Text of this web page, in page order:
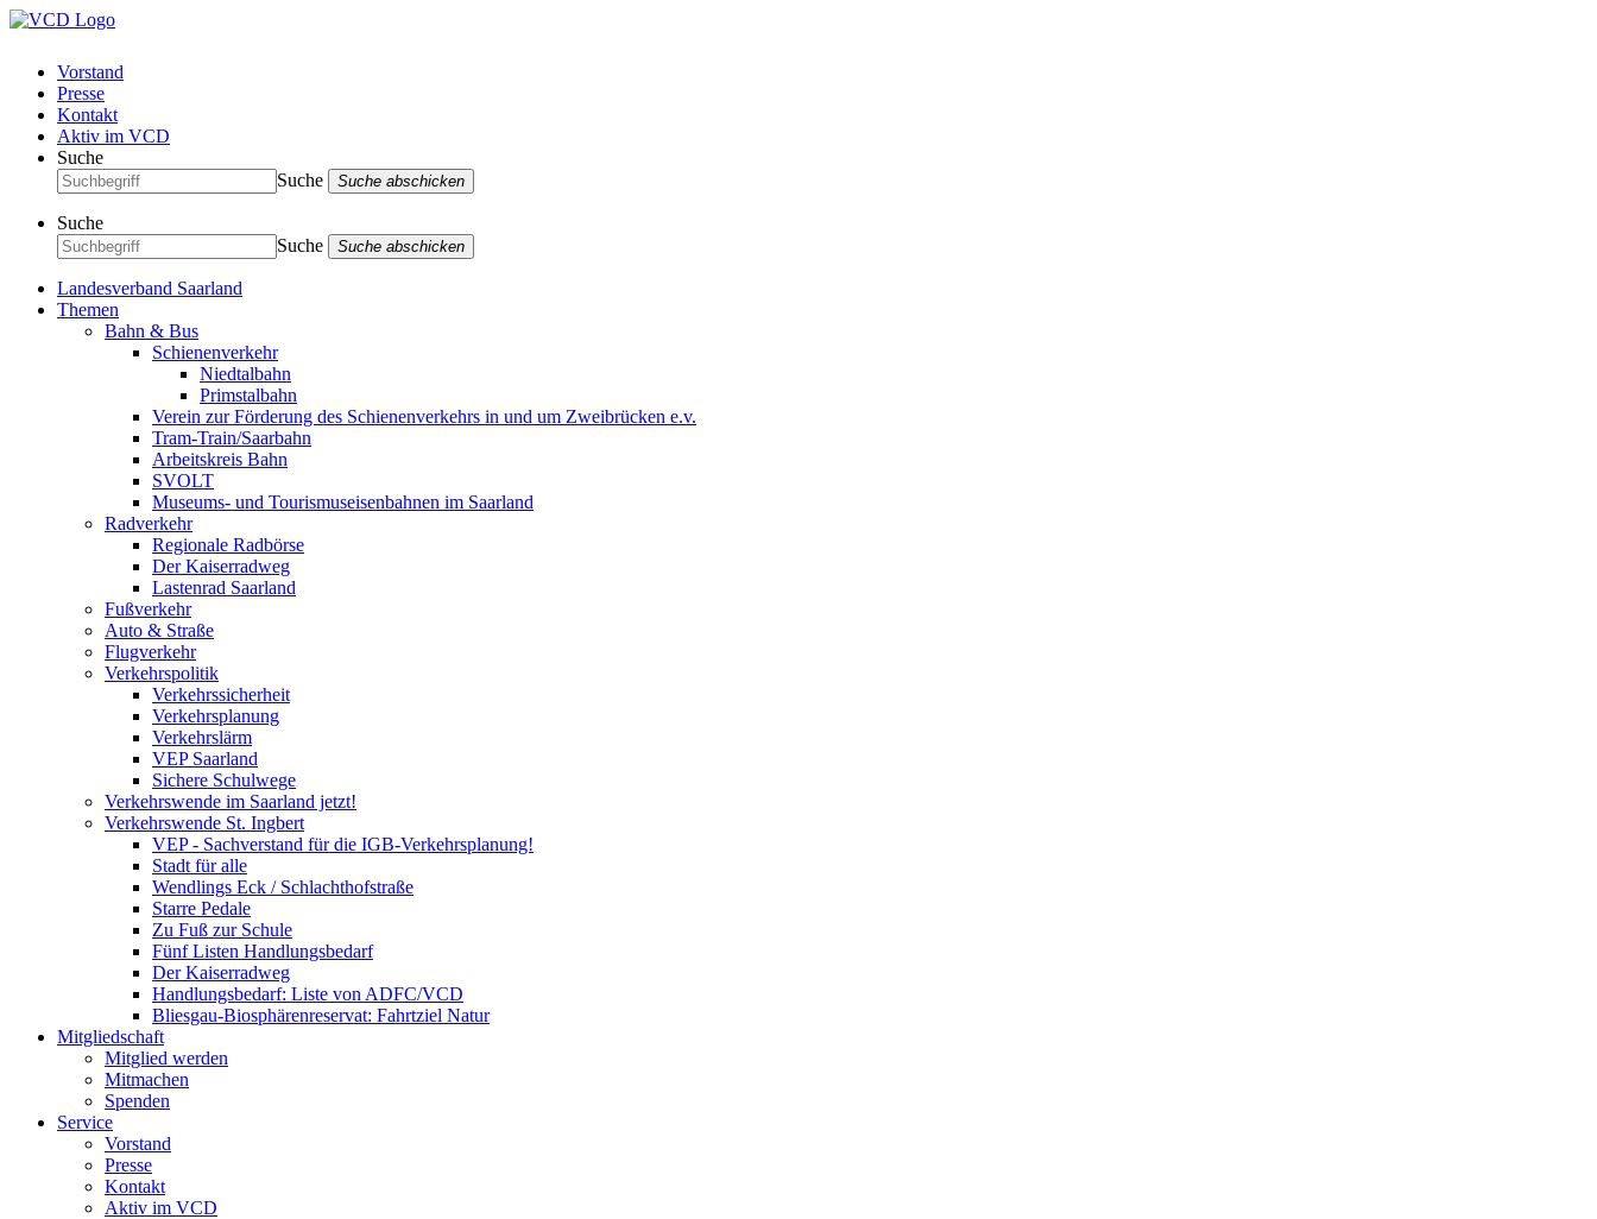
Vorstand
Presse
Kontakt
Aktiv im VCD
Suche
Suche
Suche abschicken
Suche
Suche
Suche abschicken
Landesverband Saarland
Themen
Bahn & Bus
Schienenverkehr
Niedtalbahn
Primstalbahn
Verein zur Förderung des Schienenverkehrs in und um Zweibrücken e.v.
Tram-Train/Saarbahn
Arbeitskreis Bahn
SVOLT
Museums- und Tourismuseisenbahnen im Saarland
Radverkehr
Regionale Radbörse
Der Kaiserradweg
Lastenrad Saarland
Fußverkehr
Auto & Straße
Flugverkehr
Verkehrspolitik
Verkehrssicherheit
Verkehrsplanung
Verkehrslärm
VEP Saarland
Sichere Schulwege
Verkehrswende im Saarland jetzt!
Verkehrswende St. Ingbert
VEP - Sachverstand für die IGB-Verkehrsplanung!
Stadt für alle
Wendlings Eck / Schlachthofstraße
Starre Pedale
Zu Fuß zur Schule
Fünf Listen Handlungsbedarf
Der Kaiserradweg
Handlungsbedarf: Liste von ADFC/VCD
Bliesgau-Biosphärenreservat: Fahrtziel Natur
Mitgliedschaft
Mitglied werden
Mitmachen
Spenden
Service
Vorstand
Presse
Kontakt
Aktiv im VCD